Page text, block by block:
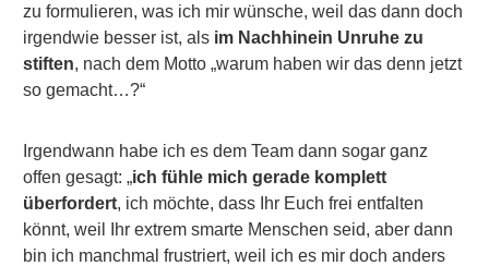
zu formulieren, was ich mir wünsche, weil das dann doch
irgendwie besser ist, als im Nachhinein Unruhe zu
stiften, nach dem Motto „warum haben wir das denn jetzt
so gemacht…?“
Irgendwann habe ich es dem Team dann sogar ganz
offen gesagt: „ich fühle mich gerade komplett
überfordert, ich möchte, dass Ihr Euch frei entfalten
könnt, weil Ihr extrem smarte Menschen seid, aber dann
bin ich manchmal frustriert, weil ich es mir doch anders